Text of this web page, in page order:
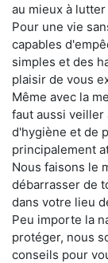
au mieux à
Pour une vie
capables
simples et des
plaisir de vous
Même avec la
faut aussi
d'hygiène et de
principalement
Nous faisons le
débarrasser de
dans votre lieu
Peu importe la
protéger, nous
conseils pour